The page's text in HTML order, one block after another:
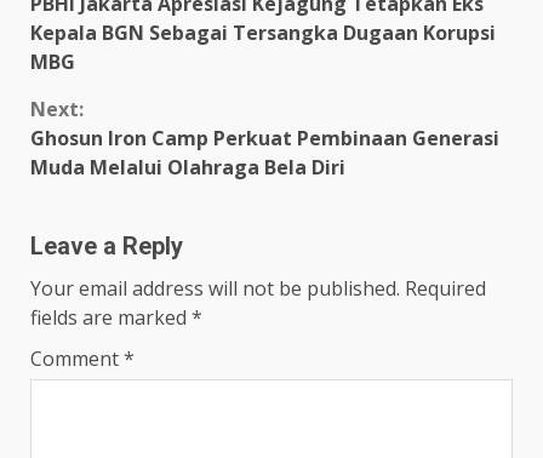
Reading
Kepala BGN Sebagai Tersangka Dugaan Korupsi
MBG
Next:
Ghosun Iron Camp Perkuat Pembinaan Generasi
Muda Melalui Olahraga Bela Diri
Leave a Reply
Your email address will not be published. Required
fields are marked *
Comment*